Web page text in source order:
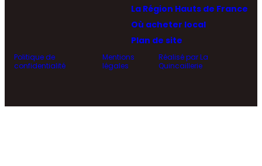
La Région Hauts de France
Où acheter local
Plan de site
Politique de
confidentialité
Mentions
légales
Réalisé par La
Quincaillerie